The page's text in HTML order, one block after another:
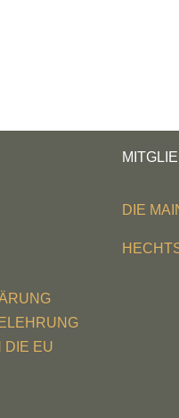
DIE EU
DIE